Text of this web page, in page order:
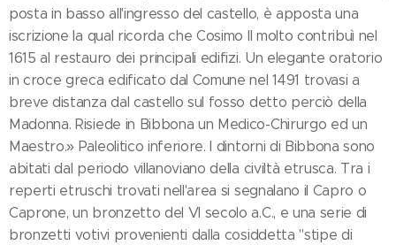
posta in basso all'ingresso del castello, è apposta una
iscrizione la qual ricorda che Cosimo II molto contribuì nel
1615 al restauro dei principali edifizi. Un elegante oratorio
in croce greca edificato dal Comune nel 1491 trovasi a
breve distanza dal castello sul fosso detto perciò della
Madonna. Risiede in Bibbona un Medico-Chirurgo ed un
Maestro.» Paleolitico inferiore. I dintorni di Bibbona sono
abitati dal periodo villanoviano della civiltà etrusca. Tra i
reperti etruschi trovati nell'area si segnalano il Capro o
Caprone, un bronzetto del VI secolo a.C., e una serie di
bronzetti votivi provenienti dalla cosiddetta "stipe di